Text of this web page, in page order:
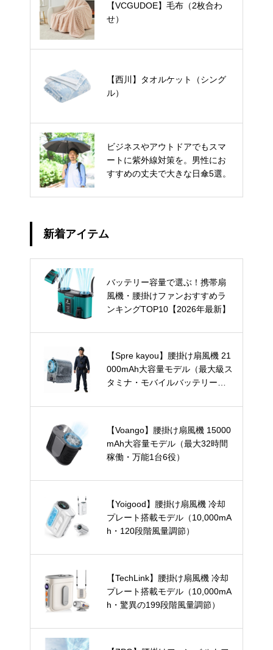
【VCGUDOE】毛布（2枚合わ
せ）
【西川】タオルケット（シング
ル）
ビジネスやアウトドアでもスマ
ートに紫外線対策を。男性にお
すすめの丈夫で大きな日傘5選。
新着アイテム
バッテリー容量で選ぶ！携帯扇
風機・腰掛けファンおすすめラ
ンキングTOP10【2026年最新】
【Spre kayou】腰掛け扇風機 21
000mAh大容量モデル（最大級ス
タミナ・モバイルバッテリー兼
【Voango】腰掛け扇風機 15000
mAh大容量モデル（最大32時間
稼働・万能1台6役）
【Yoigood】腰掛け扇風機 冷却
プレート搭載モデル（10,000mA
h・120段階風量調節）
【TechLink】腰掛け扇風機 冷却
プレート搭載モデル（10,000mA
h・驚異の199段階風量調節）